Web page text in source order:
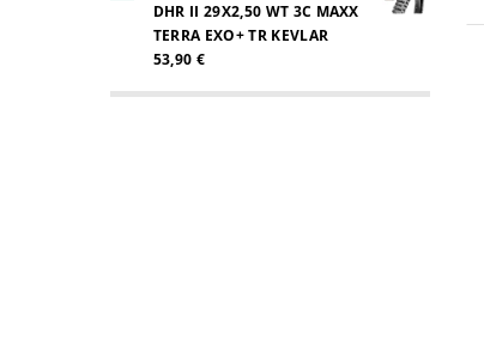
DHR II 29X2,50 WT 3C MAXX
TERRA EXO+ TR KEVLAR
53,90 €